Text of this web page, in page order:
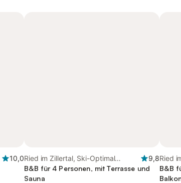
10,0Ried im Zillertal, Ski-Optimal
Hochzillertal
9,8
B&B für 4 Personen, mit Terrasse und
Sauna
Ried
B&B